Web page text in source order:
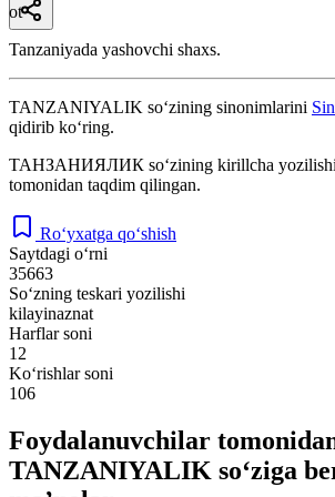
ot
Tanzaniyada yashovchi shaxs.
TANZANIYALIK so‘zining sinonimlarini
qidirib ko‘ring.
ТАНЗАНИЯЛИК so‘zining kirillcha yozilishi
tomonidan taqdim qilingan.
Ro‘yxatga qo‘shish
Saytdagi o‘rni
35663
So‘zning teskari yozilishi
kilayinaznat
Harflar soni
12
Ko‘rishlar soni
106
Foydalanuvchilar
TANZANIYALIK so‘ziga